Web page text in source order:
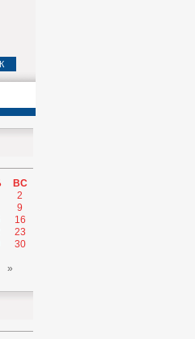
ВС
2
9
16
23
30
»